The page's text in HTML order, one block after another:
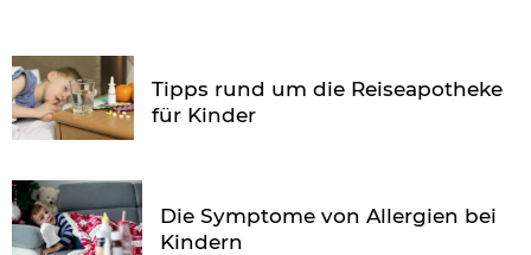
Tipps rund um die Reiseapotheke
für Kinder
Die Symptome von Allergien bei
Kindern